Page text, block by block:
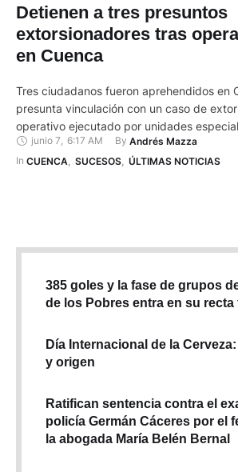
Detienen a tres presuntos
extorsionadores tras
en Cuenca
Tres ciudadanos fueron aprehendidos en
presunta vinculación con un caso de
operativo ejecutado por unidades
Nacional, informaron las autoridades el 6
procedimiento denominado “Libertad E-
junio 7, 6:17 AM By Andrés Mazza
In CUENCA SUCESOS, ÚLTIMAS NOTICIAS
385 goles y la fase de grupos
de los Pobres entra en su recta
Día Internacional de la
y origen
Ratifican sentencia contra el
policía Germán Cáceres por el
la abogada María Belén Bernal